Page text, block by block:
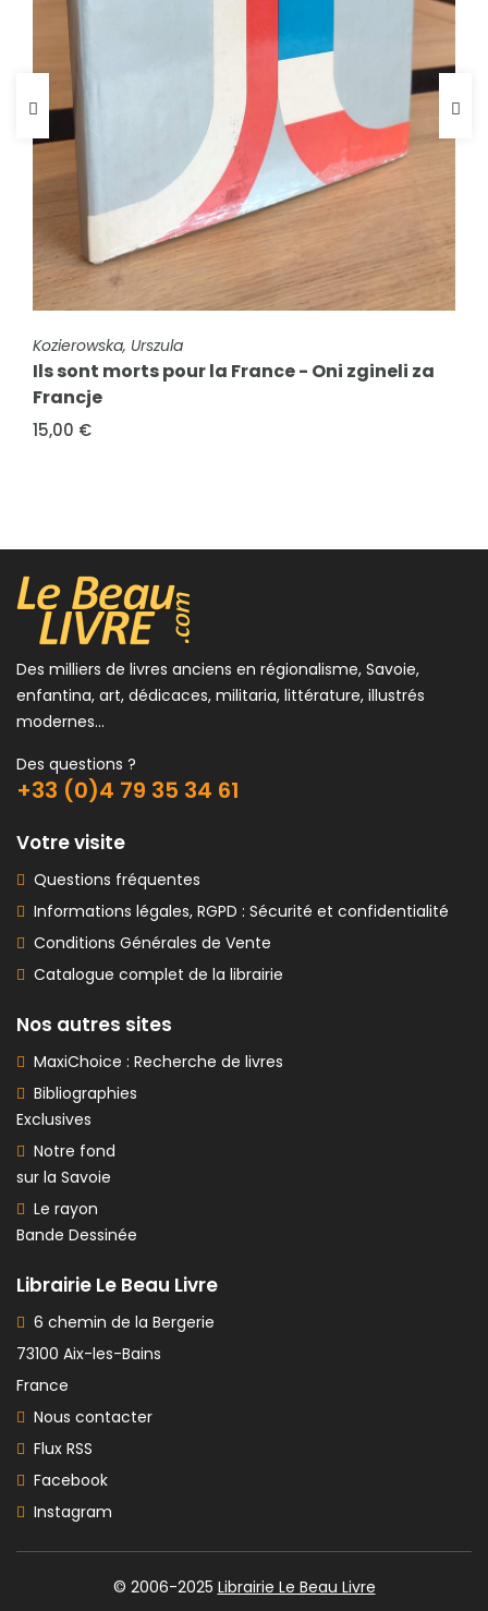
FICHE COMPLÈTE
Kozierowska, Urszula
Ils sont morts pour la France - Oni zgineli za
Francje
15,00 €
FICHE COMPLÈTE
Mémorial de la Résistance en Haute-Savoie
6,00 €
Des milliers de livres anciens en régionalisme, Savoie,
enfantina, art, dédicaces, militaria, littérature, illustrés
modernes...
Des questions ?
+33 (0)4 79 35 34 61
Votre visite
Questions fréquentes
Informations légales, RGPD : Sécurité et confidentialité
Conditions Générales de Vente
Catalogue complet de la librairie
Nos autres sites
MaxiChoice : Recherche de livres
Bibliographies
Exclusives
Notre fond
sur la Savoie
Le rayon
Bande Dessinée
Librairie Le Beau Livre
6 chemin de la Bergerie
73100 Aix-les-Bains
France
Nous contacter
Flux RSS
Facebook
Instagram
© 2006-2025 Librairie Le Beau Livre